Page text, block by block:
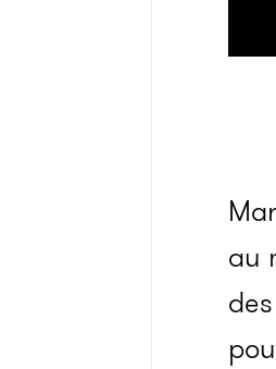
au